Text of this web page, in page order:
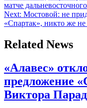
матче
Next: Мостовой: не
«Спартак», никто же не
Related News
«Алавес»
предложение
Виктора